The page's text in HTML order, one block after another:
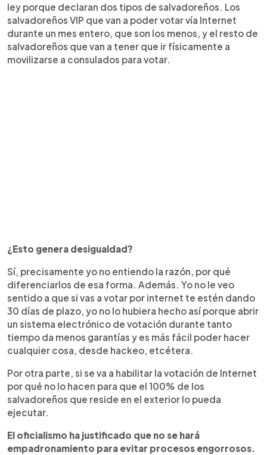
ley porque declaran dos tipos de salvadoreños. Los
salvadoreños VIP que van a poder votar vía Internet
durante un mes entero, que son los menos, y el resto de
salvadoreños que van a tener que ir físicamente a
movilizarse a consulados para votar.
¿Esto genera desigualdad?
Sí, precisamente yo no entiendo la razón, por qué
diferenciarlos de esa forma. Además. Yo no le veo
sentido a que si vas a votar por internet te estén dando
30 días de plazo, yo no lo hubiera hecho así porque abrir
un sistema electrónico de votación durante tanto
tiempo da menos garantías y es más fácil poder hacer
cualquier cosa, desde hackeo, etcétera.
Por otra parte, si se va a habilitar la votación de Internet
por qué no lo hacen para que el 100% de los
salvadoreños que reside en el exterior lo pueda
ejecutar.
El oficialismo ha justificado que no se hará
empadronamiento para evitar procesos engorrosos.